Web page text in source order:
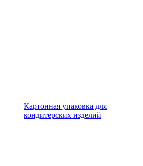
Картонная упаковка для
кондитерских изделий